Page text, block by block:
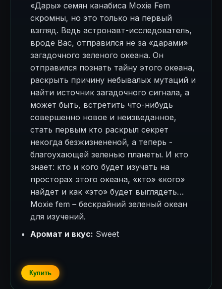
«Дары» семян канабиса Moxie Fem
скромны, но это только на первый
взгляд. Ведь астронавт-исследователь,
вроде Вас, отправился не за «дарами»
загадочного зеленого океана. Он
отправился познать тайну этого океана,
раскрыть причину небывалых мутаций и
найти источник загадочного сигнала, а
может быть, встретить что-нибудь
совершенно новое и неизведанное,
стать первым кто раскрыл секрет
некогда безжизнененой, а теперь -
благоухающей зеленью планеты. И кто
знает: кто и кого будет изучать на
просторах этого океана, «кто» «кого»
найдет и как «это» будет выглядеть…
Moxie fem – бескрайний зеленый океан
для изучений.
Аромат и вкус: Sweet
Купить